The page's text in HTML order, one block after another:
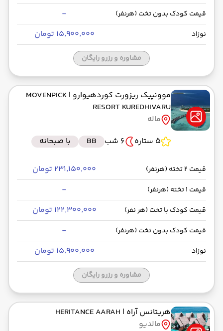
قیمت کودک بدون تخت (هرنفر) -
نوزاد ۱۵٬۹۰۰٬۰۰۰ تومان
مشاوره و رزرو رایگان
موونپیک ریزورت کوردهیوارو | MOVENPICK
RESORT KUREDHIVARU
ماله
5 ستاره
6 شب BB با صبحانه
قیمت 2 تخته (هرنفر) ۲۳۱٬۱۵۰٬۰۰۰ تومان
قیمت 1 تخته (هرنفر) -
قیمت کودک با تخت (هر نفر) ۱۲۲٬۳۰۰٬۰۰۰ تومان
قیمت کودک بدون تخت (هرنفر) -
نوزاد ۱۵٬۹۰۰٬۰۰۰ تومان
مشاوره و رزرو رایگان
هریتانس آراه | HERITANCE AARAH
مالدیو